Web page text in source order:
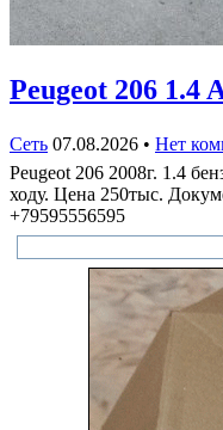
Peugeot 206 1.4
Сеть 07.08.2026 • Нет
Peugeot 206 2008г. 1.4
ходу. Цена 250тыс.
+79595556595